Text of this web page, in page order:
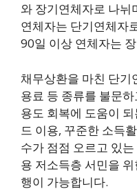
와 장기연체자로 나뉘
연체자는 단기연체자
90일 이상 연체자는
채무상환을 마친 단기
용료 등 종류를 불문
용도 회복에 도움이
드 이용, 꾸준한 소득
수가 점점 오르고 있
용 저소득층 서민을
행이 가능합니다.